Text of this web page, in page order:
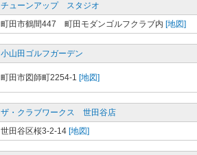
チューンアップ スタジオ
町田市鶴間447 町田モダンゴルフクラブ内 [地図]
小山田ゴルフガーデン
町田市図師町2254-1 [地図]
ザ・クラブワークス 世田谷店
世田谷区桜3-2-14 [地図]